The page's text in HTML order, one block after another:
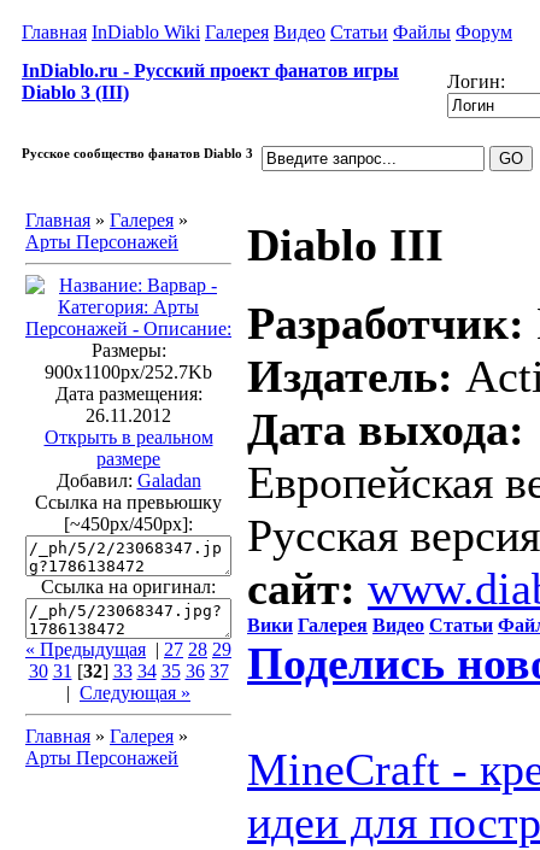
Главная InDiablo Wiki Галерея Видео Статьи Файлы Форум
InDiablo.ru - Русский проект фанатов игры
Diablo 3 (III)
Логин:
Русское сообщество фанатов Diablo 3
Главная » Галерея »
Арты Персонажей
Размеры:
900x1100px/252.7Kb
Дата размещения:
26.11.2012
Открыть в реальном
размере
Добавил: Galadan
Ссылка на превьюшку
[~450px/450px]:
Ссылка на оригинал:
« Предыдущая | 27 28 29
30 31 [32] 33 34 35 36 37
| Следующая »
Главная » Галерея »
Арты Персонажей
Diablo III
Разработчик:
Издатель:
Дата выхода:
Европейская
Русская
сайт:
Вики Галерея Видео Статьи
Поделись
MineCraft -
идеи для